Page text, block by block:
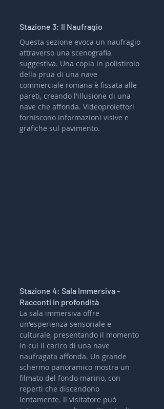
Stazione 3: Il Naufragio
Questa sezione evoca un naufragio
attraverso una scenografia
suggestiva. Una copia in polistirolo
della prua di una nave
commerciale romana è fissata alle
pareti, creando l'illusione di una
nave che affonda. Videoproiettori
forniscono informazioni visive e
grafiche sul pavimento.
Stazione 4: Sala Immersiva -
Racconti in profondità
La sala immersiva offre
un'esperienza sensoriale e
culturale, presentando il momento
in cui il carico di una nave
naufragata affonda. Un grande
schermo panoramico mostra un
filmato del fondo marino, con
reperti che discendono
lentamente. Il visitatore può